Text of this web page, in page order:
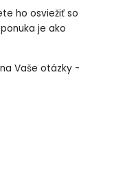
ho osviežiť so
je ako
Vaše otázky -